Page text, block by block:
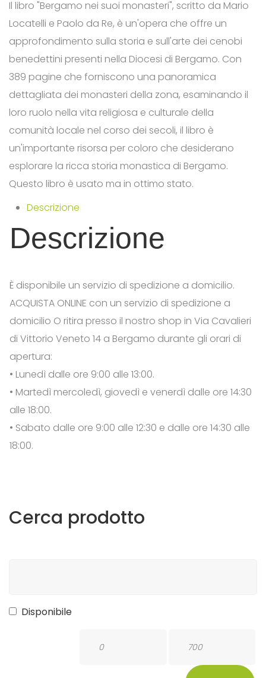
Il libro "Bergamo nei suoi monasteri", scritto da Mario
Locatelli e Paolo da Re, è un'opera che offre un
approfondimento sulla storia e sull'arte dei cenobi
benedettini presenti nella Diocesi di Bergamo. Con
389 pagine che forniscono una panoramica
dettagliata dei monasteri della zona, esaminando il
loro ruolo nella vita religiosa e culturale della
comunità locale nel corso dei secoli, il libro è
un'importante risorsa per coloro che desiderano
esplorare la ricca storia monastica di Bergamo.
Questo libro è usato ma in ottimo stato.
Descrizione
Descrizione
È disponibile un servizio di spedizione a domicilio.
ACQUISTA ONLINE con un servizio di spedizione a
domicilio O ritira presso il nostro shop in Via Cavalieri
di Vittorio Veneto 14 a Bergamo durante gli orari di
apertura:
• Lunedì dalle ore 9:00 alle 13:00.
• Martedì mercoledì, giovedì e venerdì dalle ore 14:30
alle 18:00.
• Sabato dalle ore 9:00 alle 12:30 e dalle ore 14:30 alle
18:00.
Cerca prodotto
Disponibile